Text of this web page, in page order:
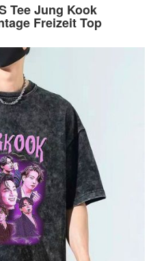
Tee Jung Kook
Freizeit Top